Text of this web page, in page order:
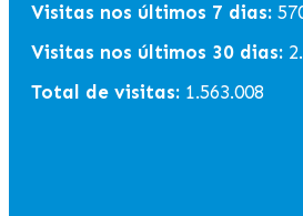
Visitas nos últimos 7 dias:
Visitas nos últimos 30 dias:
Total de visitas: 1.563.008